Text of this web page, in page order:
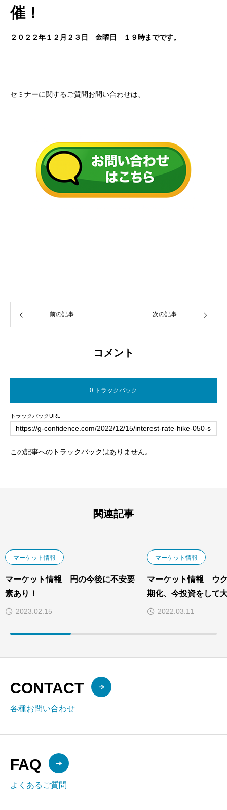
催！
２０２２年１２月２３日 金曜日 １９時までです。
セミナーに関するご質問お問い合わせは、
前の記事 次の記事
コメント
0 トラックバック
トラックバックURL
この記事へのトラックバックはありません。
関連記事
マーケット情報
マーケット情報 円の今後に不安要
素あり！
2023.02.15
マーケット情報
マーケット情報 ウ
期化、今投資をして
2022.03.11
CONTACT
各種お問い合わせ
FAQ
よくあるご質問